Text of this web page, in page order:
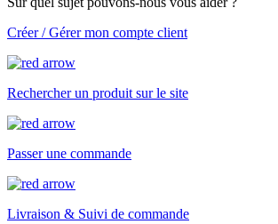
Créer / Gérer mon compte client
Rechercher un produit sur le site
Passer une commande
Livraison & Suivi de commande